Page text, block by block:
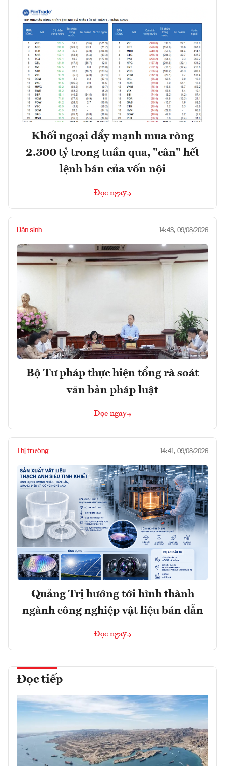
Khối ngoại đẩy mạnh mua ròng
2.300 tỷ trong tuần qua, "cân" hết
lệnh bán của vốn nội
Đọc ngay
Dân sinh 14:43, 09/08/2026
Bộ Tư pháp thực hiện tổng rà soát
văn bản pháp luật
Đọc ngay
Thị trường 14:41, 09/08/2026
Quảng Trị hướng tới hình thành
ngành công nghiệp vật liệu bán dẫn
Đọc ngay
Đọc tiếp